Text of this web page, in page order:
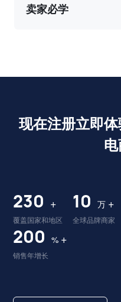
卖家必学
现在注册立即
230 +
覆盖国家和地区
10 万 +
全球品牌商家
200 % +
销售年增长